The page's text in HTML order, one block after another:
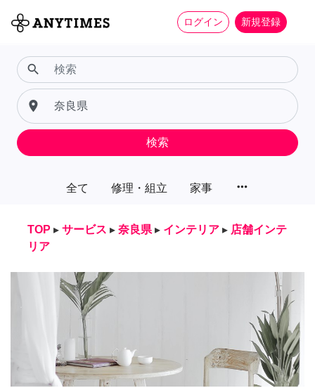
ログイン 新規登録
全て 修理・組立 家事 more_horiz
search
place
検索
TOP ▸ サービス ▸ 奈良県 ▸ インテリア ▸ 店舗インテ
リア